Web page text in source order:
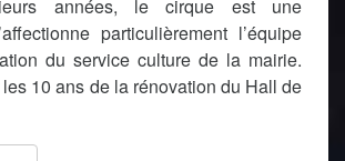
années, le cirque est une
particulièrement l’équipe
du service culture de la mairie.
10 ans de la rénovation du Hall de